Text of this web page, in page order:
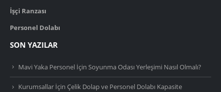
İşçi Ranzası
Personel Dolabı
SON YAZILAR
Mavi Yaka Personel İçin Soyunma Odası Yerleşimi Nasıl Olmalı?
Kurumsallar İçin Çelik Dolap ve Personel Dolabı Kapasite